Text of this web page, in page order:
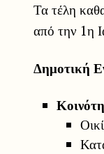
Τα τέλη
από την 1η
Δημοτική